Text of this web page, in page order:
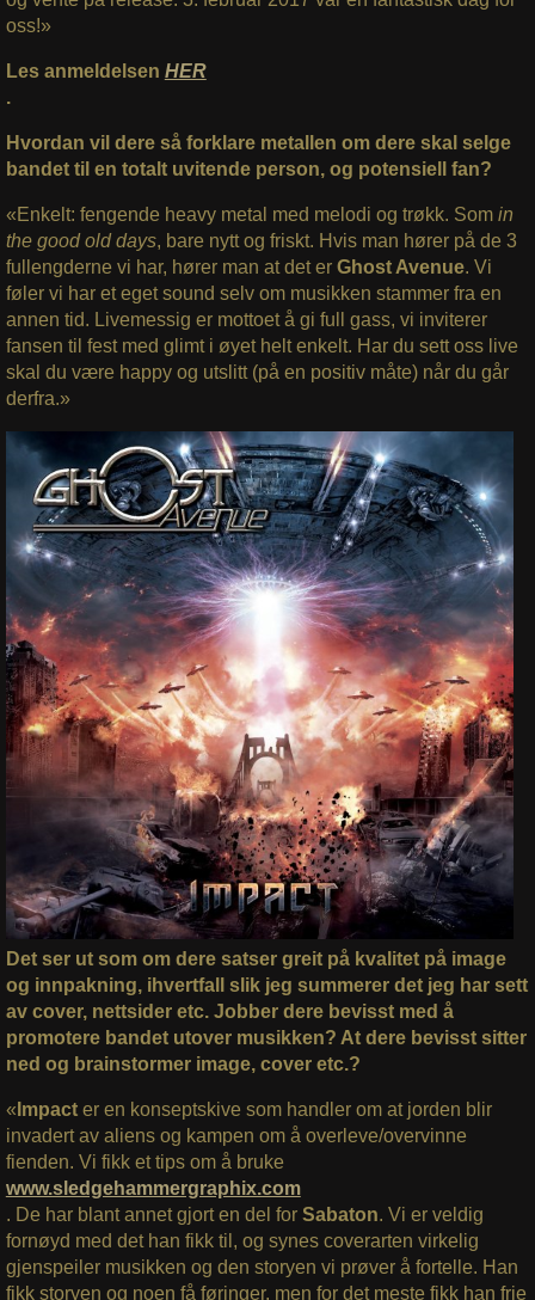
oss!»
Les anmeldelsen HER
.
Hvordan vil dere så forklare metallen om dere skal selge
bandet til en totalt uvitende person, og potensiell fan?
«Enkelt: fengende heavy metal med melodi og trøkk. Som in
the good old days, bare nytt og friskt. Hvis man hører på de 3
fullengderne vi har, hører man at det er Ghost Avenue. Vi
føler vi har et eget sound selv om musikken stammer fra en
annen tid. Livemessig er mottoet å gi full gass, vi inviterer
fansen til fest med glimt i øyet helt enkelt. Har du sett oss live
skal du være happy og utslitt (på en positiv måte) når du går
derfra.»
Det ser ut som om dere satser greit på kvalitet på image
og innpakning, ihvertfall slik jeg summerer det jeg har sett
av cover, nettsider etc. Jobber dere bevisst med å
promotere bandet utover musikken? At dere bevisst sitter
ned og brainstormer image, cover etc.?
« Impact er en konseptskive som handler om at jorden blir
invadert av aliens og kampen om å overleve/overvinne
fienden. Vi fikk et tips om å bruke
www.sledgehammergraphix.com
. De har blant annet gjort en del for Sabaton. Vi er veldig
fornøyd med det han fikk til, og synes coverarten virkelig
gjenspeiler musikken og den storyen vi prøver å fortelle. Han
fikk storyen og noen få føringer, men for det meste fikk han frie